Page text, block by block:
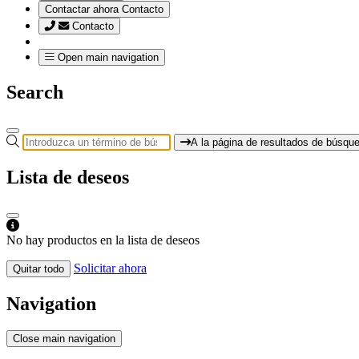
Contactar ahora Contacto
Contacto
Open main navigation
Search
A la página de resultados de
Lista de deseos
No hay productos en la lista de deseos
Quitar todo Solicitar ahora
Navigation
Close main navigation